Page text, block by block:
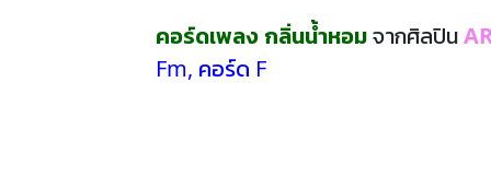
คอร์ดเพลง กลิ่นน้ำหอมจากศิลปิน
Fm, คอร์ด F